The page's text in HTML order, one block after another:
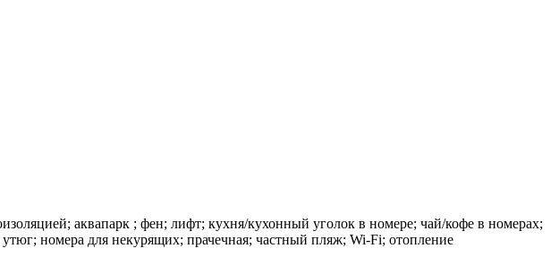
аквапарк ; фен; лифт; кухня/кухонный уголок в номере; чай/кофе в номерах;
номера для некурящих; прачечная; частный пляж; Wi-Fi; отопление